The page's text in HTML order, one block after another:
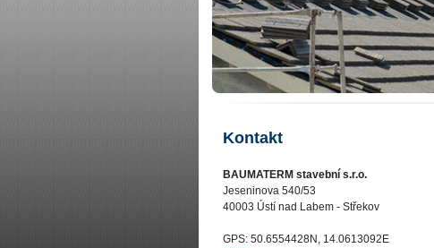
Kontakt
BAUMATERM stavební s.r.o.
Jeseninova 540/53
40003 Ústí nad Labem - Střekov
GPS: 50.6554428N, 14.0613092E